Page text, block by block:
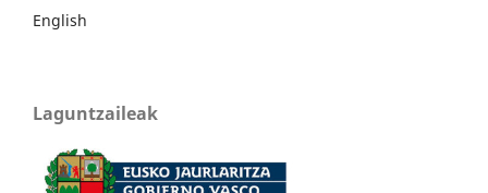
English
Laguntzaileak